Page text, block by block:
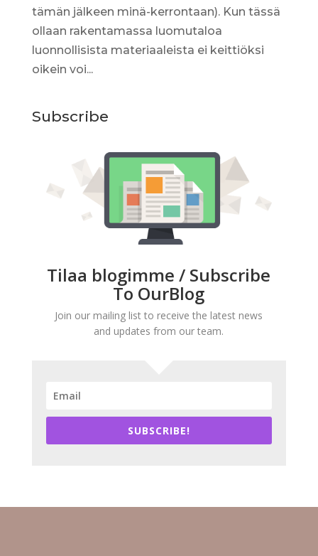
tämän jälkeen minä-kerrontaan). Kun tässä
ollaan rakentamassa luomutaloa
luonnollisista materiaaleista ei keittiöksi
oikein voi...
Subscribe
Tilaa blogimme / Subscribe
To OurBlog
Join our mailing list to receive the latest news
and updates from our team.
SUBSCRIBE!